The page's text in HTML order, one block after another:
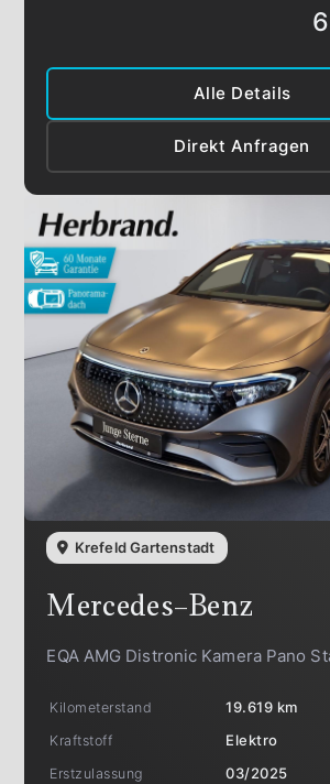
Alle Details
Direkt Anfragen
Krefeld Gartenstadt
Mercedes-Benz
EQA AMG Distronic Kamera Pano
Kilometerstand
19.619 km
Kraftstoff
Elektro
Erstzulassung
03/2025